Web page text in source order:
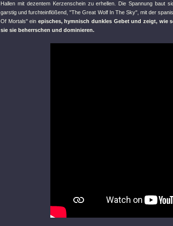
Hallen mit dezentem Kerzenschein zu erhellen. Die Spannung baut
garstig und furchteinflößend,"The Great Wolf In The Sky", mit der
Of Mortals"ein episches, hymnisch dunkles Gebet und zeigt, wie
sie sie beherrschen und dominieren.